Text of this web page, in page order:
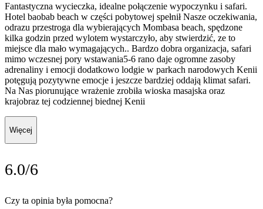
Fantastyczna wycieczka, idealne połączenie wypoczynku i safari.
Hotel baobab beach w części pobytowej spełnił Nasze oczekiwania,
odrazu przestroga dla wybierających Mombasa beach, spędzone
kilka godzin przed wylotem wystarczyło, aby stwierdzić, ze to
miejsce dla mało wymagających.. Bardzo dobra organizacja, safari
mimo wczesnej pory wstawania5-6 rano daje ogromne zasoby
adrenaliny i emocji dodatkowo lodgie w parkach narodowych Kenii
potęgują pozytywne emocje i jeszcze bardziej oddają klimat safari.
Na Nas piorunujące wrażenie zrobiła wioska masajska oraz
krajobraz tej codziennej biednej Kenii
Więcej
6.0/6
Czy ta opinia była pomocna?